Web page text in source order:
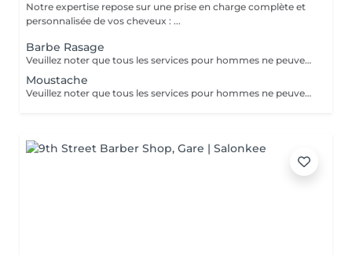
Notre expertise repose sur une prise en charge complète et
personnalisée de vos cheveux : ...
Barbe Rasage
Veuillez noter que tous les services pour hommes ne peuvent PAS être réservés en ligne. Merci d'appeler ou de passer pour réserver ces derniers. Quiconque ne respecte pas cela et réserve un service pour femme à la place ou utilise le compte d'une femme pour bloquer du temps pour le service d'un homme sera bloqué de toutes les réservations futures.
Moustache
Veuillez noter que tous les services pour hommes ne peuvent PAS être réservés en ligne. Merci d'appeler ou de passer pour réserver ces derniers. Quiconque ne respecte pas cela et réserve un service pour femme à la place ou utilise le compte d'une femme pour bloquer du temps pour le service d'un homme sera bloqué de toutes les réservations futures.